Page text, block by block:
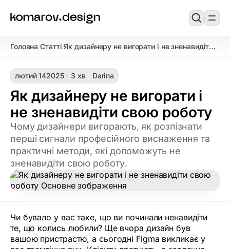
Головна/Статті/Як дизайнеру не вигорати і не зненавидіти
лютий 142025 3 хв Darina
Як дизайнеру не вигорати і
не зненавидіти свою роботу
Чому дизайнери вигорають, як розпізнати
перші сигнали професійного виснаження та
практичні методи, які допоможуть не
зненавидіти свою роботу.
Чи бувало у вас таке, що ви починали ненавидіти
те, що колись любили? Ще вчора дизайн був
вашою пристрастю, а сьогодні Figma викликає у